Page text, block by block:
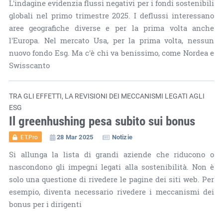
L'indagine evidenzia flussi negativi per i fondi sostenibili
globali nel primo trimestre 2025. I deflussi interessano
aree geografiche diverse e per la prima volta anche
l'Europa. Nel mercato Usa, per la prima volta, nessun
nuovo fondo Esg. Ma c'è chi va benissimo, come Nordea e
Swisscanto
TRA GLI EFFETTI, LA REVISIONI DEI MECCANISMI LEGATI AGLI
ESG
Il greenhushing pesa subito sui bonus
ET.Pro 28 Mar 2025 Notizie
Si allunga la lista di grandi aziende che riducono o
nascondono gli impegni legati alla sostenibilità. Non è
solo una questione di rivedere le pagine dei siti web. Per
esempio, diventa necessario rivedere i meccanismi dei
bonus per i dirigenti